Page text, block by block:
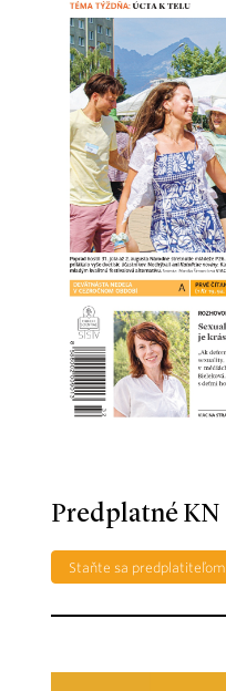
Predplatné KN
Staňte sa predplatiteľom